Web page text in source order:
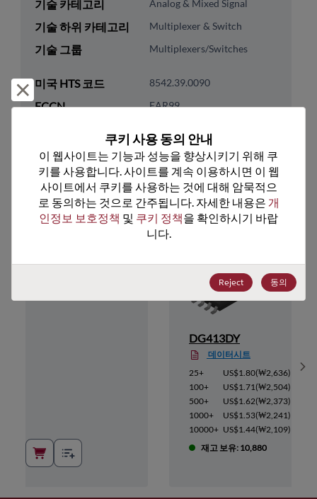
기술 카테고리 Analog & Mixed Signal
기술 하위 카테고리 Multiplexer & Switch
기술 그룹 Multiplexers/Switches
미국 HTS 코드 8542.39.0090
ECCN EAR99
추천 대체 제품
DG413DY
데이터시트
25+
US$1.80(₩2,636)
100+
US$1.71(₩2,504)
500+
US$1.62(₩2,373)
1000+
US$1.53(₩2,241)
10000+ US$1.44(₩2,109)
재고 보유: 10,880
거부 및 닫기
쿠키 사용 동의 안내
이 웹사이트는 기능과 성능을 향상시키기 위해 쿠
키를 사용합니다. 사이트를 계속 이용하시면 이 웹
사이트에서 쿠키를 사용하는 것에 대해 암묵적으
로 동의하는 것으로 간주됩니다. 자세한 내용은 개
인정보 보호정책 및 쿠키 정책을 확인하시기 바랍
니다.
Reject 동의